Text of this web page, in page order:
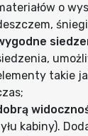
o
takie
kabiny).